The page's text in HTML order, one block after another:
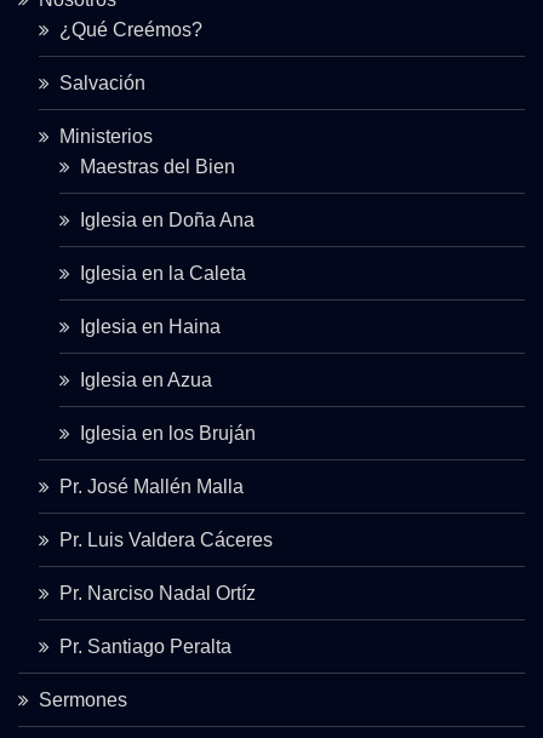
¿Qué Creémos?
Salvación
Ministerios
Maestras del Bien
Iglesia en Doña Ana
Iglesia en la Caleta
Iglesia en Haina
Iglesia en Azua
Iglesia en los Bruján
Pr. José Mallén Malla
Pr. Luis Valdera Cáceres
Pr. Narciso Nadal Ortíz
Pr. Santiago Peralta
Sermones